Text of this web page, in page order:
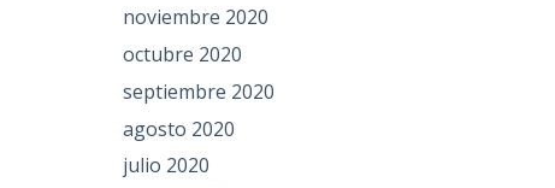
noviembre 2020
octubre 2020
septiembre 2020
agosto 2020
julio 2020